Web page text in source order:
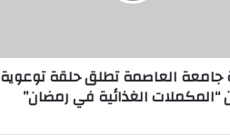
جامعة العاصمة تطلق حلقة توعوية
“المكملات الغذائية في رمضان”